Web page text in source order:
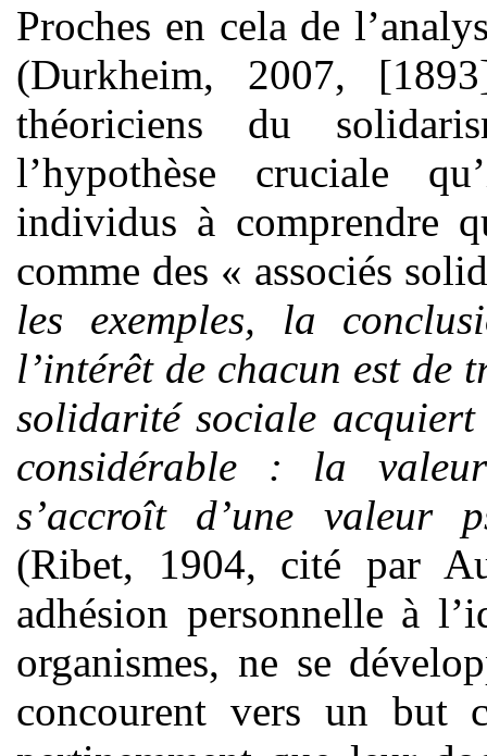
Proches en cela de
(Durkheim, 2007,
théoriciens du
l’hypothèse cruciale
individus à comprendre
comme des « associés
les exemples, la
l’intérêt de chacun est de
solidarité sociale
considérable : la
s’accroît d’une valeur
(Ribet, 1904, cité par
adhésion personnelle à
organismes, ne se
concourent vers un but